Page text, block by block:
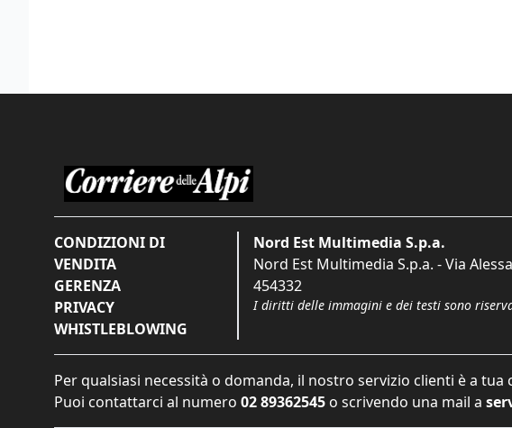
CONDIZIONI DI
VENDITA
GERENZA
PRIVACY
WHISTLEBLOWING
Nord Est Multimedia S.p.a.
Nord Est Multimedia S.p.a. - Via
454332
I diritti delle immagini e dei testi sono
Per qualsiasi necessità o domanda, il nostro servizio clienti è a tua
Puoi contattarci al numero 02 89362545 o scrivendo una mail a